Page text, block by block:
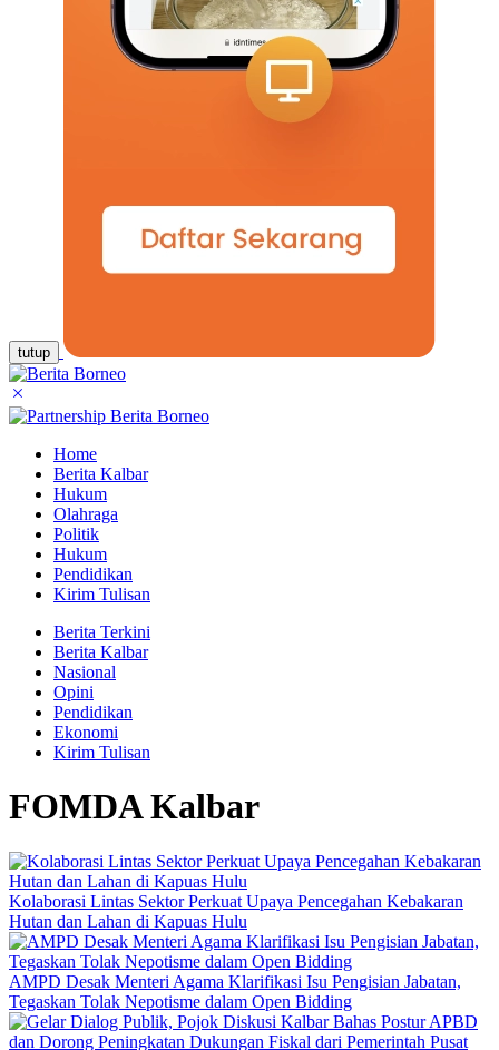
tutup
Home
Berita Kalbar
Hukum
Olahraga
Politik
Hukum
Pendidikan
Kirim Tulisan
Berita Terkini
Berita Kalbar
Nasional
Opini
Pendidikan
Ekonomi
Kirim Tulisan
FOMDA Kalbar
Kolaborasi Lintas Sektor Perkuat Upaya Pencegahan Kebakaran
Hutan dan Lahan di Kapuas Hulu
AMPD Desak Menteri Agama Klarifikasi Isu Pengisian Jabatan,
Tegaskan Tolak Nepotisme dalam Open Bidding